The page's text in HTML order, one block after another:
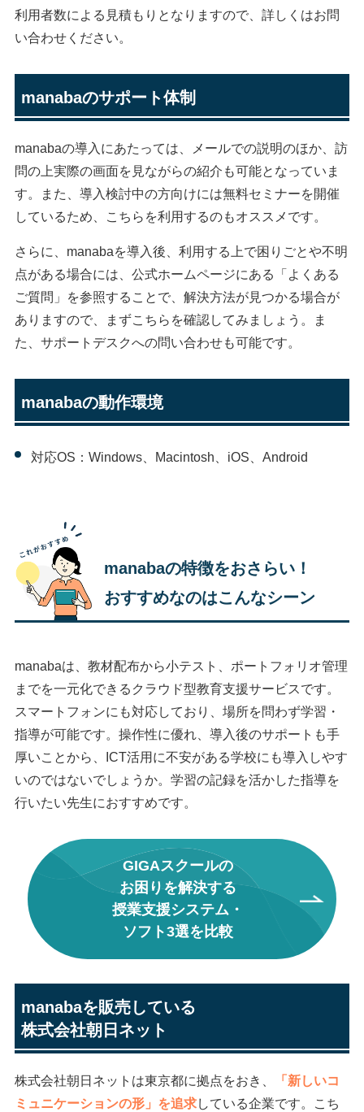
利用者数による見積もりとなりますので、詳しくはお問
い合わせください。
manabaのサポート体制
manabaの導入にあたっては、メールでの説明のほか、訪
問の上実際の画面を見ながらの紹介も可能となっていま
す。また、導入検討中の方向けには無料セミナーを開催
しているため、こちらを利用するのもオススメです。
さらに、manabaを導入後、利用する上で困りごとや不明
点がある場合には、公式ホームページにある「よくある
ご質問」を参照することで、解決方法が見つかる場合が
ありますので、まずこちらを確認してみましょう。ま
た、サポートデスクへの問い合わせも可能です。
manabaの動作環境
対応OS：Windows、Macintosh、iOS、Android
manabaの特徴をおさらい！
おすすめなのはこんなシーン
manabaは、教材配布から小テスト、ポートフォリオ管理
までを一元化できるクラウド型教育支援サービスです。
スマートフォンにも対応しており、場所を問わず学習・
指導が可能です。操作性に優れ、導入後のサポートも手
厚いことから、ICT活用に不安がある学校にも導入しやす
いのではないでしょうか。学習の記録を活かした指導を
行いたい先生におすすめです。
GIGAスクールの
お困りを解決する
授業支援システム・
ソフト3選を比較
manabaを販売している
株式会社朝日ネット
株式会社朝日ネットは東京都に拠点をおき、
「新しいコ
ミュニケーションの形」を追求している企業です。こち